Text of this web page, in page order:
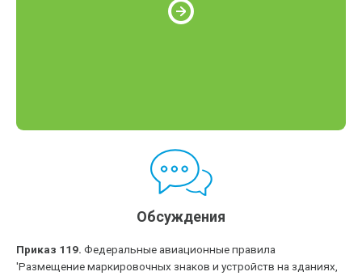
Обсуждения
Приказ 119. Федеральные авиационные правила
'Размещение маркировочных знаков и устройств на зданиях,